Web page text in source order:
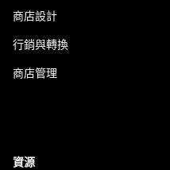
商店設計
行銷與轉換
商店管理
資源